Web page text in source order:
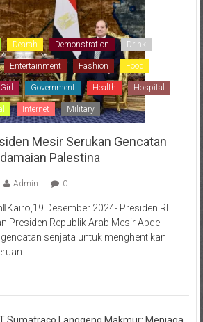
Dearah Demonstration Drink
Entertainment Fashion Food
Girl Government Health Hospital
Internet Military
Mesir Serukan Gencatan
Palestina
Admin 0
Desember 2024- Presiden RI
Presiden Republik Arab Mesir Abdel
senjata untuk menghentikan